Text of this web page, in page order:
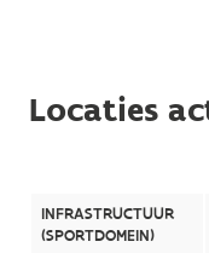
Locaties
INFRASTRUCTUUR
(SPORTDOMEIN)